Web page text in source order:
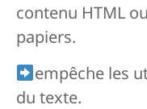
contenu HTML
papiers.
empêche les
du texte.